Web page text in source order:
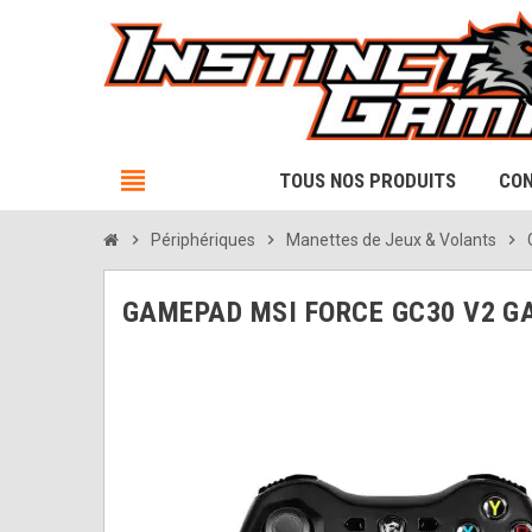
view_headline TOUS NOS PRODUITS
chevron_right Périphériques chevron_right Manettes de Jeux & Volants chevron_right
GAMEPAD MSI FORCE GC30 V2